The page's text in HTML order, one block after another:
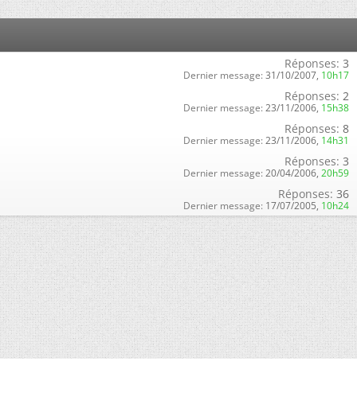
Réponses: 3
Dernier message: 31/10/2007, 10h17
Réponses: 2
Dernier message: 23/11/2006, 15h38
Réponses: 8
Dernier message: 23/11/2006, 14h31
Réponses: 3
Dernier message: 20/04/2006, 20h59
Réponses: 36
Dernier message: 17/07/2005, 10h24